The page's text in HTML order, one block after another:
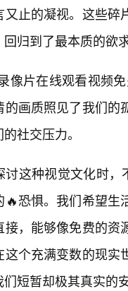
止的凝视。这些
归到了最本质的欲
像片在线观看视频
的画质照见了我们
社交压力。
讨这种视觉文化时
🔥恐惧。我们希望
接，能够像免费的
这个充满变数的现
短暂却极其真实的